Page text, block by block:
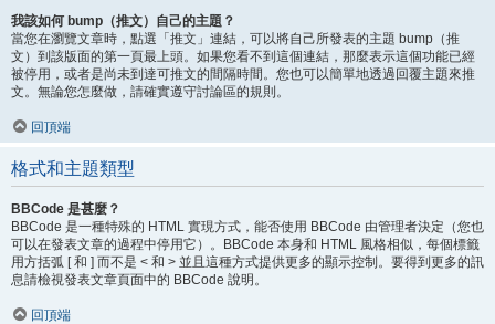
我該如何 bump（推文）自己的主題？
當您在瀏覽文章時，點選「推文」連結，可以將自己所發表的主題 bump（推
文）到該版面的第一頁最上頭。如果您看不到這個連結，那麼表示這個功能已經
被停用，或者是尚未到達可推文的間隔時間。您也可以簡單地透過回覆主題來推
文。無論您怎麼做，請確實遵守討論區的規則。
回頂端
格式和主題類型
BBCode 是甚麼？
BBCode 是一種特殊的 HTML 實現方式，能否使用 BBCode 由管理者決定（您也
可以在發表文章的過程中停用它）。BBCode 本身和 HTML 風格相似，每個標籤
用方括弧 [ 和 ] 而不是 < 和 > 並且這種方式提供更多的顯示控制。要得到更多的訊
息請檢視發表文章頁面中的 BBCode 說明。
回頂端